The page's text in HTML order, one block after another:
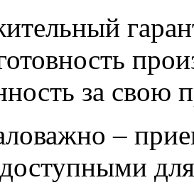
за свою
–